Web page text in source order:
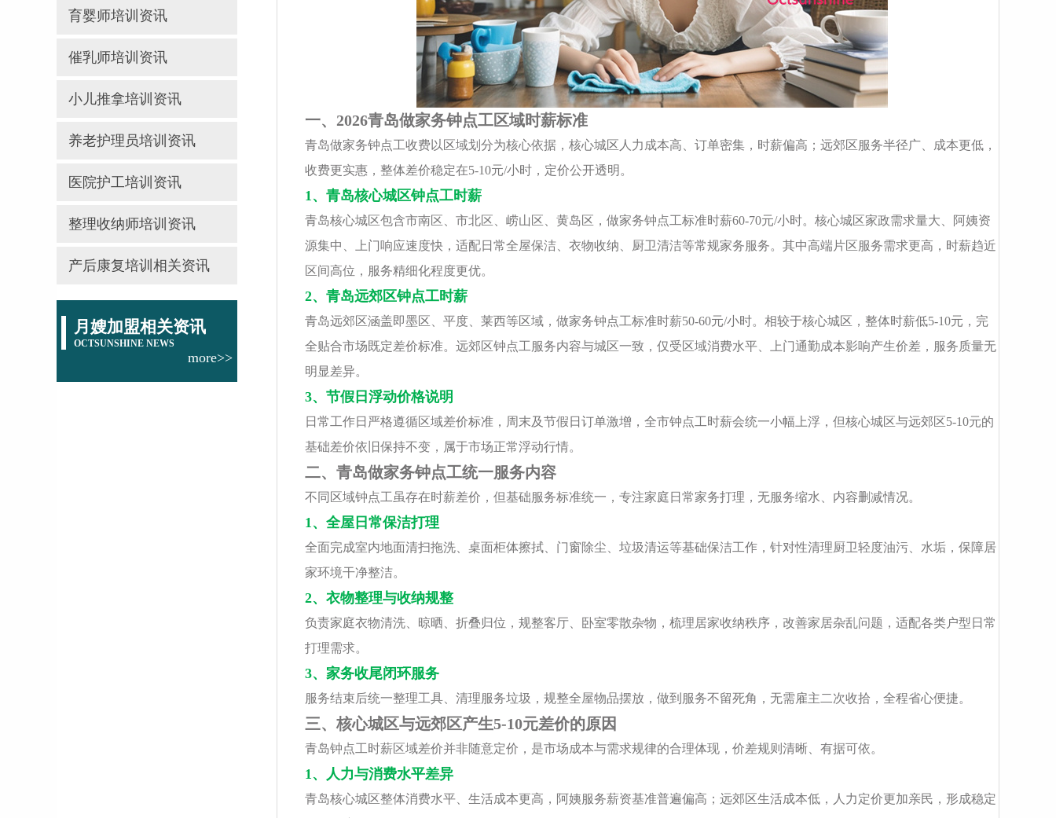
育婴师培训资讯
催乳师培训资讯
小儿推拿培训资讯
养老护理员培训资讯
医院护工培训资讯
整理收纳师培训资讯
产后康复培训相关资讯
月嫂加盟相关资讯
OCTSUNSHINE NEWS
more>>
一、2026青岛做家务钟点工区域时薪标准
青岛做家务钟点工收费以区域划分为核心依据，核心城区人力成本高、订单密集，时薪偏高；远郊区服务半径广、成本更低，
收费更实惠，整体差价稳定在5-10元/小时，定价公开透明。
1、青岛核心城区钟点工时薪
青岛核心城区包含市南区、市北区、崂山区、黄岛区，做家务钟点工标准时薪60-70元/小时。核心城区家政需求量大、阿姨资
源集中、上门响应速度快，适配日常全屋保洁、衣物收纳、厨卫清洁等常规家务服务。其中高端片区服务需求更高，时薪趋近
区间高位，服务精细化程度更优。
2、青岛远郊区钟点工时薪
青岛远郊区涵盖即墨区、平度、莱西等区域，做家务钟点工标准时薪50-60元/小时。相较于核心城区，整体时薪低5-10元，完
全贴合市场既定差价标准。远郊区钟点工服务内容与城区一致，仅受区域消费水平、上门通勤成本影响产生价差，服务质量无
明显差异。
3、节假日浮动价格说明
日常工作日严格遵循区域差价标准，周末及节假日订单激增，全市钟点工时薪会统一小幅上浮，但核心城区与远郊区5-10元的
基础差价依旧保持不变，属于市场正常浮动行情。
二、青岛做家务钟点工统一服务内容
不同区域钟点工虽存在时薪差价，但基础服务标准统一，专注家庭日常家务打理，无服务缩水、内容删减情况。
1、全屋日常保洁打理
全面完成室内地面清扫拖洗、桌面柜体擦拭、门窗除尘、垃圾清运等基础保洁工作，针对性清理厨卫轻度油污、水垢，保障居
家环境干净整洁。
2、衣物整理与收纳规整
负责家庭衣物清洗、晾晒、折叠归位，规整客厅、卧室零散杂物，梳理居家收纳秩序，改善家居杂乱问题，适配各类户型日常
打理需求。
3、家务收尾闭环服务
服务结束后统一整理工具、清理服务垃圾，规整全屋物品摆放，做到服务不留死角，无需雇主二次收拾，全程省心便捷。
三、核心城区与远郊区产生5-10元差价的原因
青岛钟点工时薪区域差价并非随意定价，是市场成本与需求规律的合理体现，价差规则清晰、有据可依。
1、人力与消费水平差异
青岛核心城区整体消费水平、生活成本更高，阿姨服务薪资基准普遍偏高；远郊区生活成本低，人力定价更加亲民，形成稳定